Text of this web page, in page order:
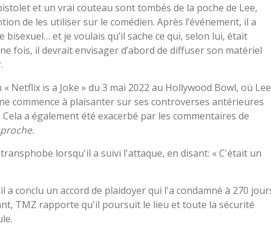
et un vrai couteau sont tombés de la poche de Lee,
de les utiliser sur le comédien. Après l’événement, il a
bisexuel… et je voulais qu’il sache ce qui, selon lui, était
fois, il devrait envisager d’abord de diffuser son matériel
Netflix is ​​a Joke » du 3 mai 2022 au Hollywood Bowl, où Lee
commence à plaisanter sur ses controverses antérieures
a également été exacerbé par les commentaires de
lorsqu'il a suivi l'attaque, en disant: « C'était un
conclu un accord de plaidoyer qui l'a condamné à 270
TMZ rapporte qu'il poursuit le lieu et toute la sécurité